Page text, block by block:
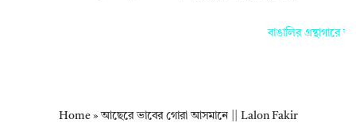
বাঙালির গ্রন্থাগারে
Home»আছেরে ভাবের গোরা আসমানে || Lalon Fakir